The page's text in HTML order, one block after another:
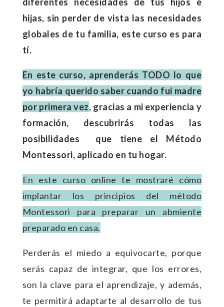
hijas, sin perder de vista las necesidades
globales de tu familia, este curso es para
tí.
En este curso, aprenderás TODO lo que
yo habría querido saber cuando fui madre
por primera vez, gracias a mi experiencia y
formación, descubrirás todas las
posibilidades que tiene el Método
Montessori, aplicado en tu hogar.
En este curso online te mostraré cómo
implantar los principios del método
Montessori para preparar un abmiente
preparado en casa.
Perderás el miedo a equivocarte, porque
serás capaz de integrar, que los errores,
son la clave para el aprendizaje, y además,
te permitirá adaptarte al desarrollo de tus